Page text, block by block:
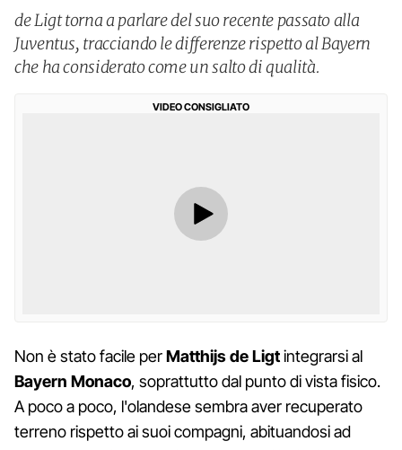
de Ligt torna a parlare del suo recente passato alla
Juventus, tracciando le differenze rispetto al Bayern
che ha considerato come un salto di qualità.
VIDEO CONSIGLIATO
Non è stato facile perMatthijs de Ligtintegrarsi al
Bayern Monaco, soprattutto dal punto di vista fisico.
A poco a poco, l'olandese sembra aver recuperato
terreno rispetto ai suoi compagni, abituandosi ad